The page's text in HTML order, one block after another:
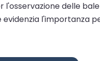
delle
l'importanza